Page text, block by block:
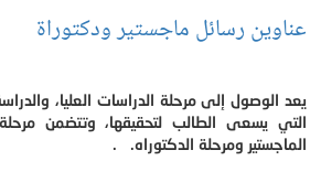
عناوين رسائل ماجستير ودكتوراة
يعد الوصول إلى مرحلة الدراسات العليا،
التي يسعى الطالب لتحقيقها، وتتضمن مرحلة
الماجستير ومرحلة الدكتوراه. .